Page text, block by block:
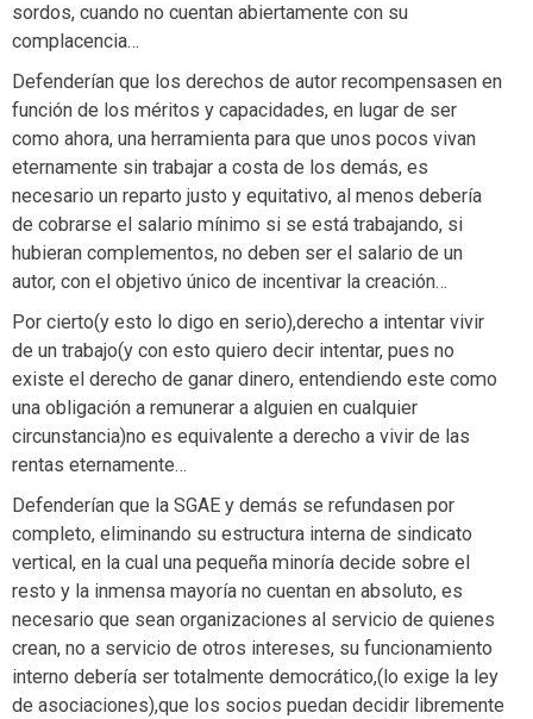
sordos, cuando no cuentan abiertamente con su
complacencia…
Defenderían que los derechos de autor recompensasen en
función de los méritos y capacidades, en lugar de ser
como ahora, una herramienta para que unos pocos vivan
eternamente sin trabajar a costa de los demás, es
necesario un reparto justo y equitativo, al menos debería
de cobrarse el salario mínimo si se está trabajando, si
hubieran complementos, no deben ser el salario de un
autor, con el objetivo único de incentivar la creación…
Por cierto(y esto lo digo en serio),derecho a intentar vivir
de un trabajo(y con esto quiero decir intentar, pues no
existe el derecho de ganar dinero, entendiendo este como
una obligación a remunerar a alguien en cualquier
circunstancia)no es equivalente a derecho a vivir de las
rentas eternamente…
Defenderían que la SGAE y demás se refundasen por
completo, eliminando su estructura interna de sindicato
vertical, en la cual una pequeña minoría decide sobre el
resto y la inmensa mayoría no cuentan en absoluto, es
necesario que sean organizaciones al servicio de quienes
crean, no a servicio de otros intereses, su funcionamiento
interno debería ser totalmente democrático,(lo exige la ley
de asociaciones),que los socios puedan decidir libremente